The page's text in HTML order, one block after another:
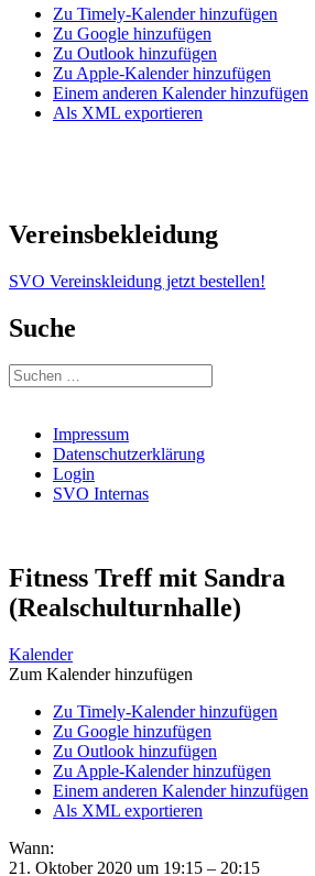
Zu Timely-Kalender hinzufügen
Zu Google hinzufügen
Zu Outlook hinzufügen
Zu Apple-Kalender hinzufügen
Einem anderen Kalender hinzufügen
Als XML exportieren
Vereinsbekleidung
SVO Vereinskleidung jetzt bestellen!
Suche
Suchen
nach:
Impressum
Datenschutzerklärung
Login
SVO Internas
Fitness Treff mit Sandra
(Realschulturnhalle)
Kalender
Zum Kalender hinzufügen
Zu Timely-Kalender hinzufügen
Zu Google hinzufügen
Zu Outlook hinzufügen
Zu Apple-Kalender hinzufügen
Einem anderen Kalender hinzufügen
Als XML exportieren
Wann:
21. Oktober 2020 um 19:15 – 20:15